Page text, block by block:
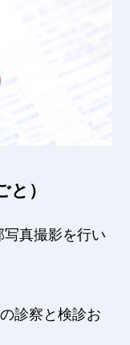
と）
真撮影を行い
診察と検診お